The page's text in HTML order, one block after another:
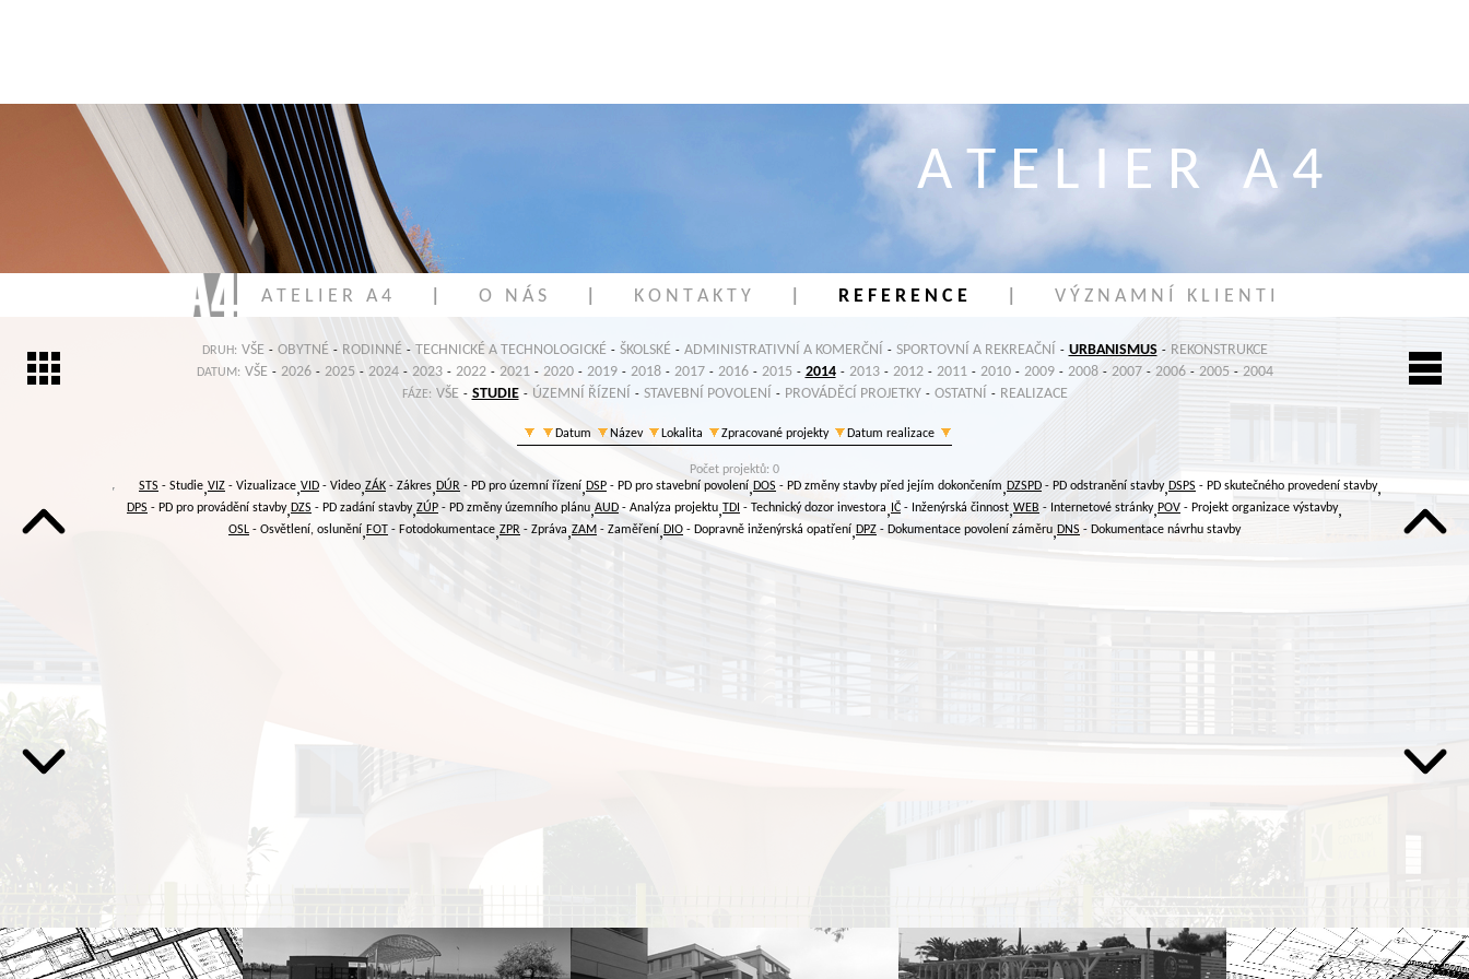
A T E L I E R A 4
A T E L I E R A 4 O N Á S K O N T A K T Y R E F E R E N C E V Ý Z N A M N Í K L I E N T I
DRUH: VŠE - OBYTNÉ - RODINNÉ - TECHNICKÉ A TECHNOLOGICKÉ - ŠKOLSKÉ - ADMINISTRATIVNÍ A KOMERČNÍ - SPORTOVNÍ A REKREAČNÍ - URBANISMUS - REKONSTRUKCE
DATUM: VŠE - 2026 - 2025 - 2024 - 2023 - 2022 - 2021 - 2020 - 2019 - 2018 - 2017 - 2016 - 2015 - 2014 - 2013 - 2012 - 2011 - 2010 - 2009 - 2008 - 2007 - 2006 - 2005 - 2004
FÁZE: VŠE - STUDIE - ÚZEMNÍ ŘÍZENÍ - STAVEBNÍ POVOLENÍ - PROVÁDĚCÍ PROJETKY - OSTATNÍ - REALIZACE
Datum Název Lokalita Zpracované projekty Datum realizace
Počet projektů: 0
STS - Studie,VIZ - Vizualizace,VID - Video,ZÁK - Zákres, DÚR - PD pro územní řízení, DSP - PD pro stavební povolení, DOS - PD změny stavby před jejím dokončením, DZSPD - PD odstranění stavby, DSPS - PD skutečného provedení stavby,
DPS - PD pro provádění stavby, DZS - PD zadání stavby,ZÚP - PD změny územního plánu,AUD - Analýza projektu,TDI - Technický dozor investora, IČ - Inženýrská činnost,WEB - Internetové stránky, POV - Projekt organizace výstavby,
OSL - Osvětlení, oslunění,FOT - Fotodokumentace,ZPR - Zpráva,ZAM - Zaměření, DIO - Dopravně inženýrská opatření, DPZ - Dokumentace povolení záměru, DNS - Dokumentace návrhu stavby